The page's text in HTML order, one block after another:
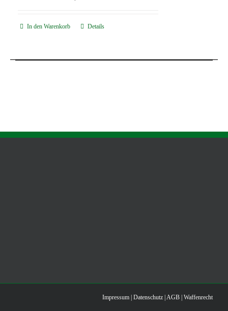
In den Warenkorb Details
Impressum Datenschutz AGB Waffenrecht